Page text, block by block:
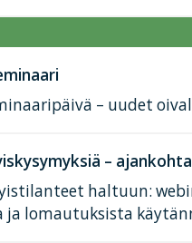
– uudet
–
haltuun:
ja lomautuksista